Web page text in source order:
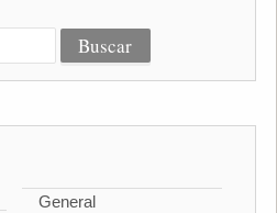
General